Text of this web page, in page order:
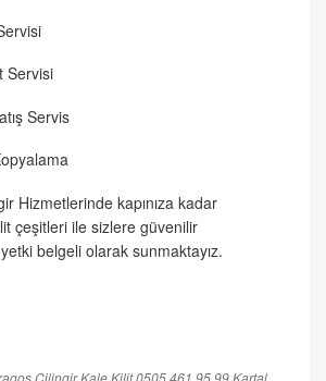
Servisi
Servis
Hizmetlerinde kapınıza kadar
çeşitleri ile sizlere güvenilir
belgeli olarak sunmaktayız.
Çilingir Kale Kilit 0505 461 95 99Kartal